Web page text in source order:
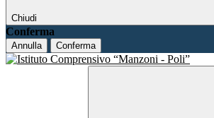
Chiudi
Conferma
Annulla Conferma